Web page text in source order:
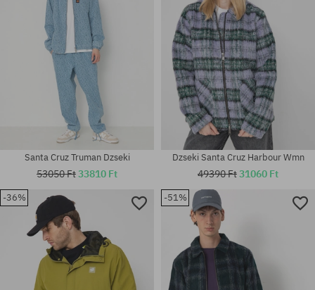
Elérhető méretek:
XS; S; M
Elérhető méretek:
Santa Cruz Truman Dzseki
53050 Ft33810 Ft
Dzseki Santa Cruz Harbour Wmn
49390 Ft31060 Ft
-36% -51%